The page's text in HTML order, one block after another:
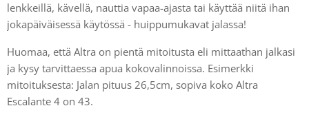
lenkkeillä, kävellä, nauttia vapaa-ajasta tai käyttää niitä ihan
jokapäiväisessä käytössä - huippumukavat jalassa!
Huomaa, että Altra on pientä mitoitusta eli mittaathan jalkasi
ja kysy tarvittaessa apua kokovalinnoissa. Esimerkki
mitoituksesta: Jalan pituus 26,5cm, sopiva koko Altra
Escalante 4 on 43.